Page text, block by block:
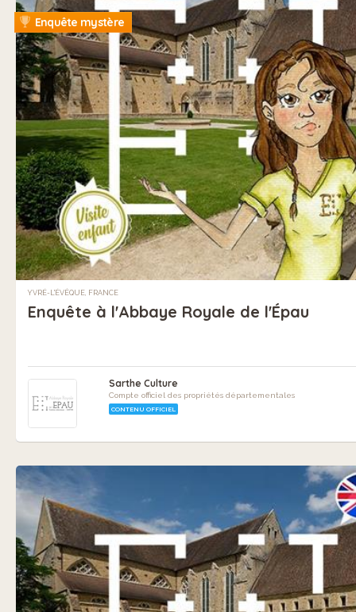
Enquête mystère
YVRÉ-L'ÉVÊQUE, FRANCE
Enquête à l'Abbaye Royale de l'Épau
Sarthe Culture
Compte officiel des propriétés départementales
CONTENU OFFICIEL